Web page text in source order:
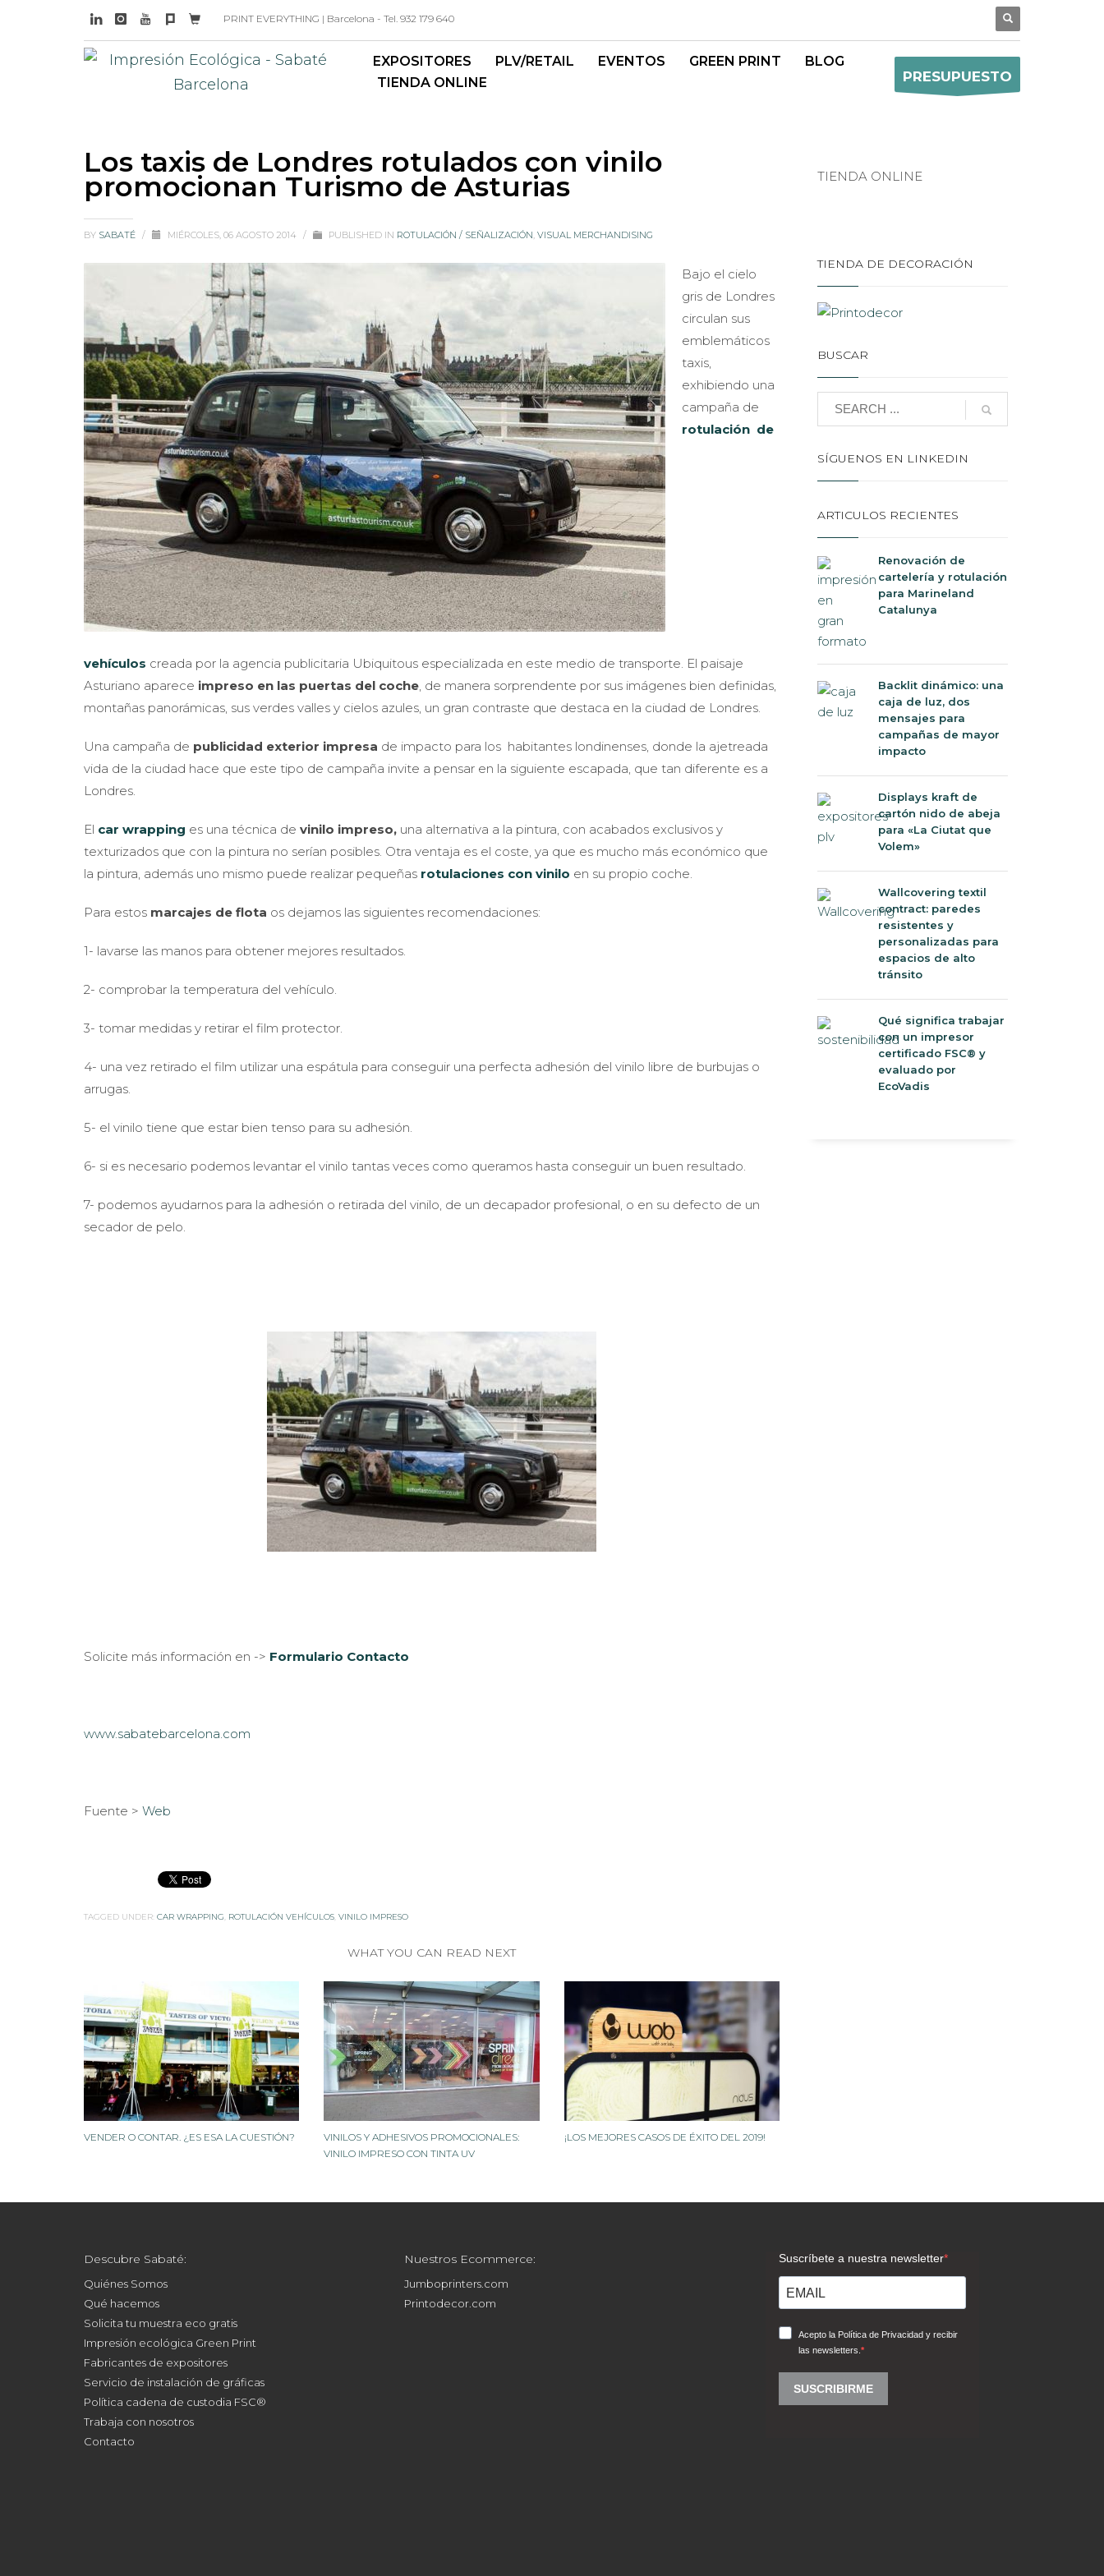
PRINT EVERYTHING | Barcelona - Tel. 932 179 640
EXPOSITORES PLV/RETAIL EVENTOS GREEN PRINT
BLOG
TIENDA ONLINE
PRESUPUESTO
Los taxis de Londres rotulados con vinilo
promocionan Turismo de Asturias
BY SABATÉ / MIÉRCOLES, 06 AGOSTO 2014 / PUBLISHED IN ROTULACIÓN / SEÑALIZACIÓN, VISUAL MERCHANDISING
Bajo el cielo
gris de Londres
circulan sus
emblemáticos
taxis,
exhibiendo una
campaña de
rotulación de
vehículos creada por la agencia publicitaria Ubiquitous especializada en este medio de transporte. El paisaje
Asturiano aparece impreso en las puertas del coche, de manera sorprendente por sus imágenes bien definidas,
montañas panorámicas, sus verdes valles y cielos azules, un gran contraste que destaca en la ciudad de Londres.
Una campaña de publicidad exterior impresa de impacto para los habitantes londinenses, donde la ajetreada
vida de la ciudad hace que este tipo de campaña invite a pensar en la siguiente escapada, que tan diferente es a
Londres.
El car wrapping es una técnica de vinilo impreso, una alternativa a la pintura, con acabados exclusivos y
texturizados que con la pintura no serían posibles. Otra ventaja es el coste, ya que es mucho más económico que
la pintura, además uno mismo puede realizar pequeñas rotulaciones con vinilo en su propio coche.
Para estos marcajes de flota os dejamos las siguientes recomendaciones:
1- lavarse las manos para obtener mejores resultados.
2- comprobar la temperatura del vehículo.
3- tomar medidas y retirar el film protector.
4- una vez retirado el film utilizar una espátula para conseguir una perfecta adhesión del vinilo libre de burbujas o
arrugas.
5- el vinilo tiene que estar bien tenso para su adhesión.
6- si es necesario podemos levantar el vinilo tantas veces como queramos hasta conseguir un buen resultado.
7- podemos ayudarnos para la adhesión o retirada del vinilo, de un decapador profesional, o en su defecto de un
secador de pelo.
Solicite más información en -> Formulario Contacto
www.sabatebarcelona.com
Fuente > Web
TAGGED UNDER: CAR WRAPPING ROTULACIÓN VEHÍCULOS VINILO IMPRESO
WHAT YOU CAN READ NEXT
VENDER O CONTAR. ¿ES ESA LA CUESTIÓN?
VINILOS Y ADHESIVOS PROMOCIONALES:
VINILO IMPRESO CON TINTA UV
¡LOS MEJORES CASOS DE ÉXITO DEL 2019!
TIENDA ONLINE
TIENDA DE DECORACIÓN
BUSCAR
SÍGUENOS EN LINKEDIN
ARTICULOS RECIENTES
Renovación de
cartelería y rotulación
para Marineland
Catalunya
Backlit dinámico: una
caja de luz, dos
mensajes para
campañas de mayor
impacto
Displays kraft de
cartón nido de abeja
para «La Ciutat que
Volem»
Wallcovering textil
contract: paredes
resistentes y
personalizadas para
espacios de alto
tránsito
Qué significa trabajar
con un impresor
certificado FSC® y
evaluado por
EcoVadis
Descubre Sabaté:
Quiénes Somos
Qué hacemos
Solicita tu muestra eco gratis
Impresión ecológica Green Print
Fabricantes de expositores
Servicio de instalación de gráficas
Política cadena de custodia FSC®
Trabaja con nosotros
Contacto
Nuestros Ecommerce:
Jumboprinters.com
Printodecor.com